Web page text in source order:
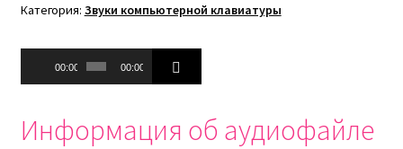
Категория: Звуки компьютерной клавиатуры
Аудиоплеер
00:00 00:00
Информация об аудиофайле